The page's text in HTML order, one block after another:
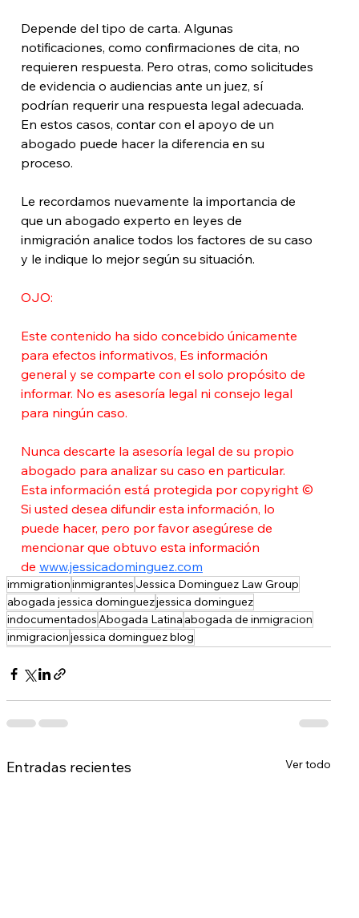
Depende del tipo de carta. Algunas
notificaciones, como confirmaciones de cita, no
requieren respuesta. Pero otras, como solicitudes
de evidencia o audiencias ante un juez, sí
podrían requerir una respuesta legal adecuada.
En estos casos, contar con el apoyo de un
abogado puede hacer la diferencia en su
proceso.
Le recordamos nuevamente la importancia de
que un abogado experto en leyes de
inmigración analice todos los factores de su caso
y le indique lo mejor según su situación.
OJO:
Este contenido ha sido concebido únicamente
para efectos informativos, Es información
general y se comparte con el solo propósito de
informar. No es asesoría legal ni consejo legal
para ningún caso.
Nunca descarte la asesoría legal de su propio
abogado para analizar su caso en particular.
Esta información está protegida por copyright ©
Si usted desea difundir esta información, lo
puede hacer, pero por favor asegúrese de
mencionar que obtuvo esta información
de www.jessicadominguez.com
immigrationinmigrantes Jessica Dominguez Law Group
abogada jessica dominguezjessica dominguez
indocumentadosAbogada Latina abogada de inmigracion
inmigracionjessica dominguez blog
Entradas recientes Ver todo